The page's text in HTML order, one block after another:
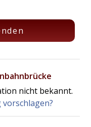
nicht bekannt.